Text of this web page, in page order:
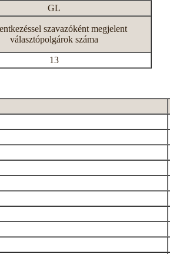
GL
szavazóként megjelent
választópolgárok száma
13